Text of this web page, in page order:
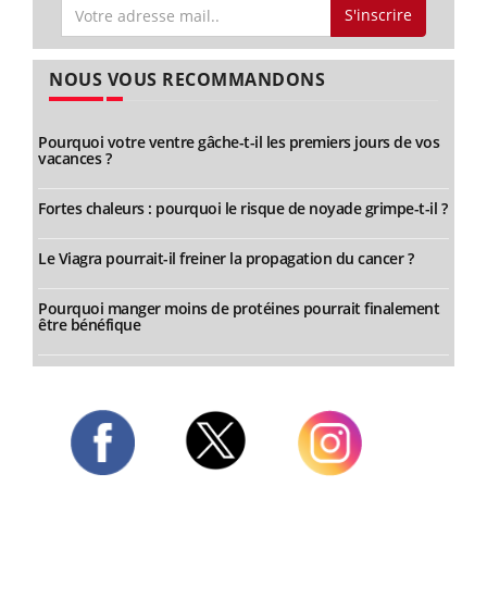
S'inscrire
NOUS VOUS RECOMMANDONS
Pourquoi votre ventre gâche-t-il les premiers jours de vos
vacances ?
Fortes chaleurs : pourquoi le risque de noyade grimpe-t-il ?
Le Viagra pourrait-il freiner la propagation du cancer ?
Pourquoi manger moins de protéines pourrait finalement
être bénéfique